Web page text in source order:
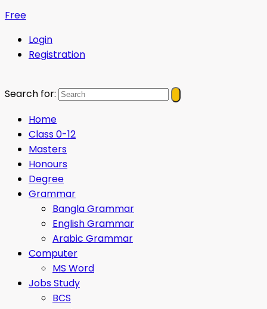
Free
Login
Registration
Search for:
Home
Class 0-12
Masters
Honours
Degree
Grammar
Bangla Grammar
English Grammar
Arabic Grammar
Computer
MS Word
Jobs Study
BCS